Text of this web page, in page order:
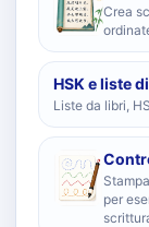
Crea
HSK e liste
Liste da libri,
per